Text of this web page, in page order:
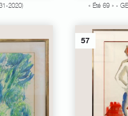
2020) « Été 69 » -
57